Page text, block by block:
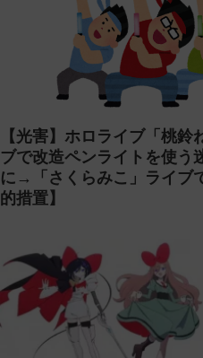
【光害】ホロライブ「桃鈴
ブで改造ペンライトを使う
に→「さくらみこ」ライブ
的措置】